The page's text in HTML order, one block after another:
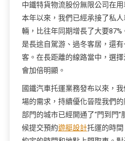
中鐵特貨物流股份無限公司在用
本年以來，我們已經承接了私
輛，比往年同期增長了大要
是長途自駕游、過冬客居，還
客。在長距離的線路當中，選
會加倍明顯。
國鐵汽車托運業務發布以來，
場的需求，持續優化晉陞我們
部門的城市已經開通了“門到門
候提交預約遊艇設計托運的時